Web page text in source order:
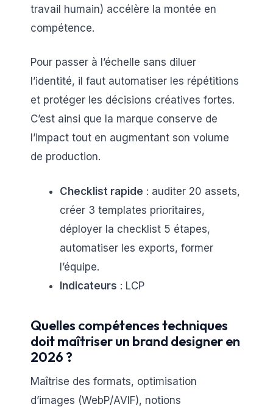
travail humain) accélère la montée en
compétence.
Pour passer à l’échelle sans diluer
l’identité, il faut automatiser les répétitions
et protéger les décisions créatives fortes.
C’est ainsi que la marque conserve de
l’impact tout en augmentant son volume
de production.
Checklist rapide : auditer 20 assets,
créer 3 templates prioritaires,
déployer la checklist 5 étapes,
automatiser les exports, former
l’équipe.
Indicateurs : LCP
Quelles compétences techniques
doit maîtriser un brand designer en
2026 ?
Maîtrise des formats, optimisation
d’images (WebP/AVIF), notions